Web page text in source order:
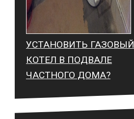
УСТАНОВИТЬ ГАЗОВЫЙ
КОТЕЛ В ПОДВАЛЕ
ЧАСТНОГО ДОМА?